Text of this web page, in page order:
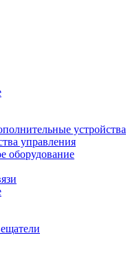
устройства
управления
оборудование